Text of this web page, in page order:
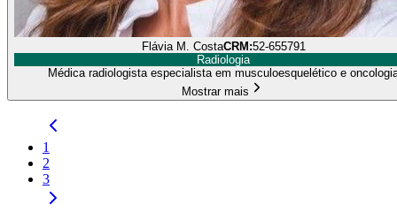
Flávia M. CostaCRM:52-655791
Radiologia
Médica radiologista especialista em musculoesquelético e
Mostrar mais
1
2
3